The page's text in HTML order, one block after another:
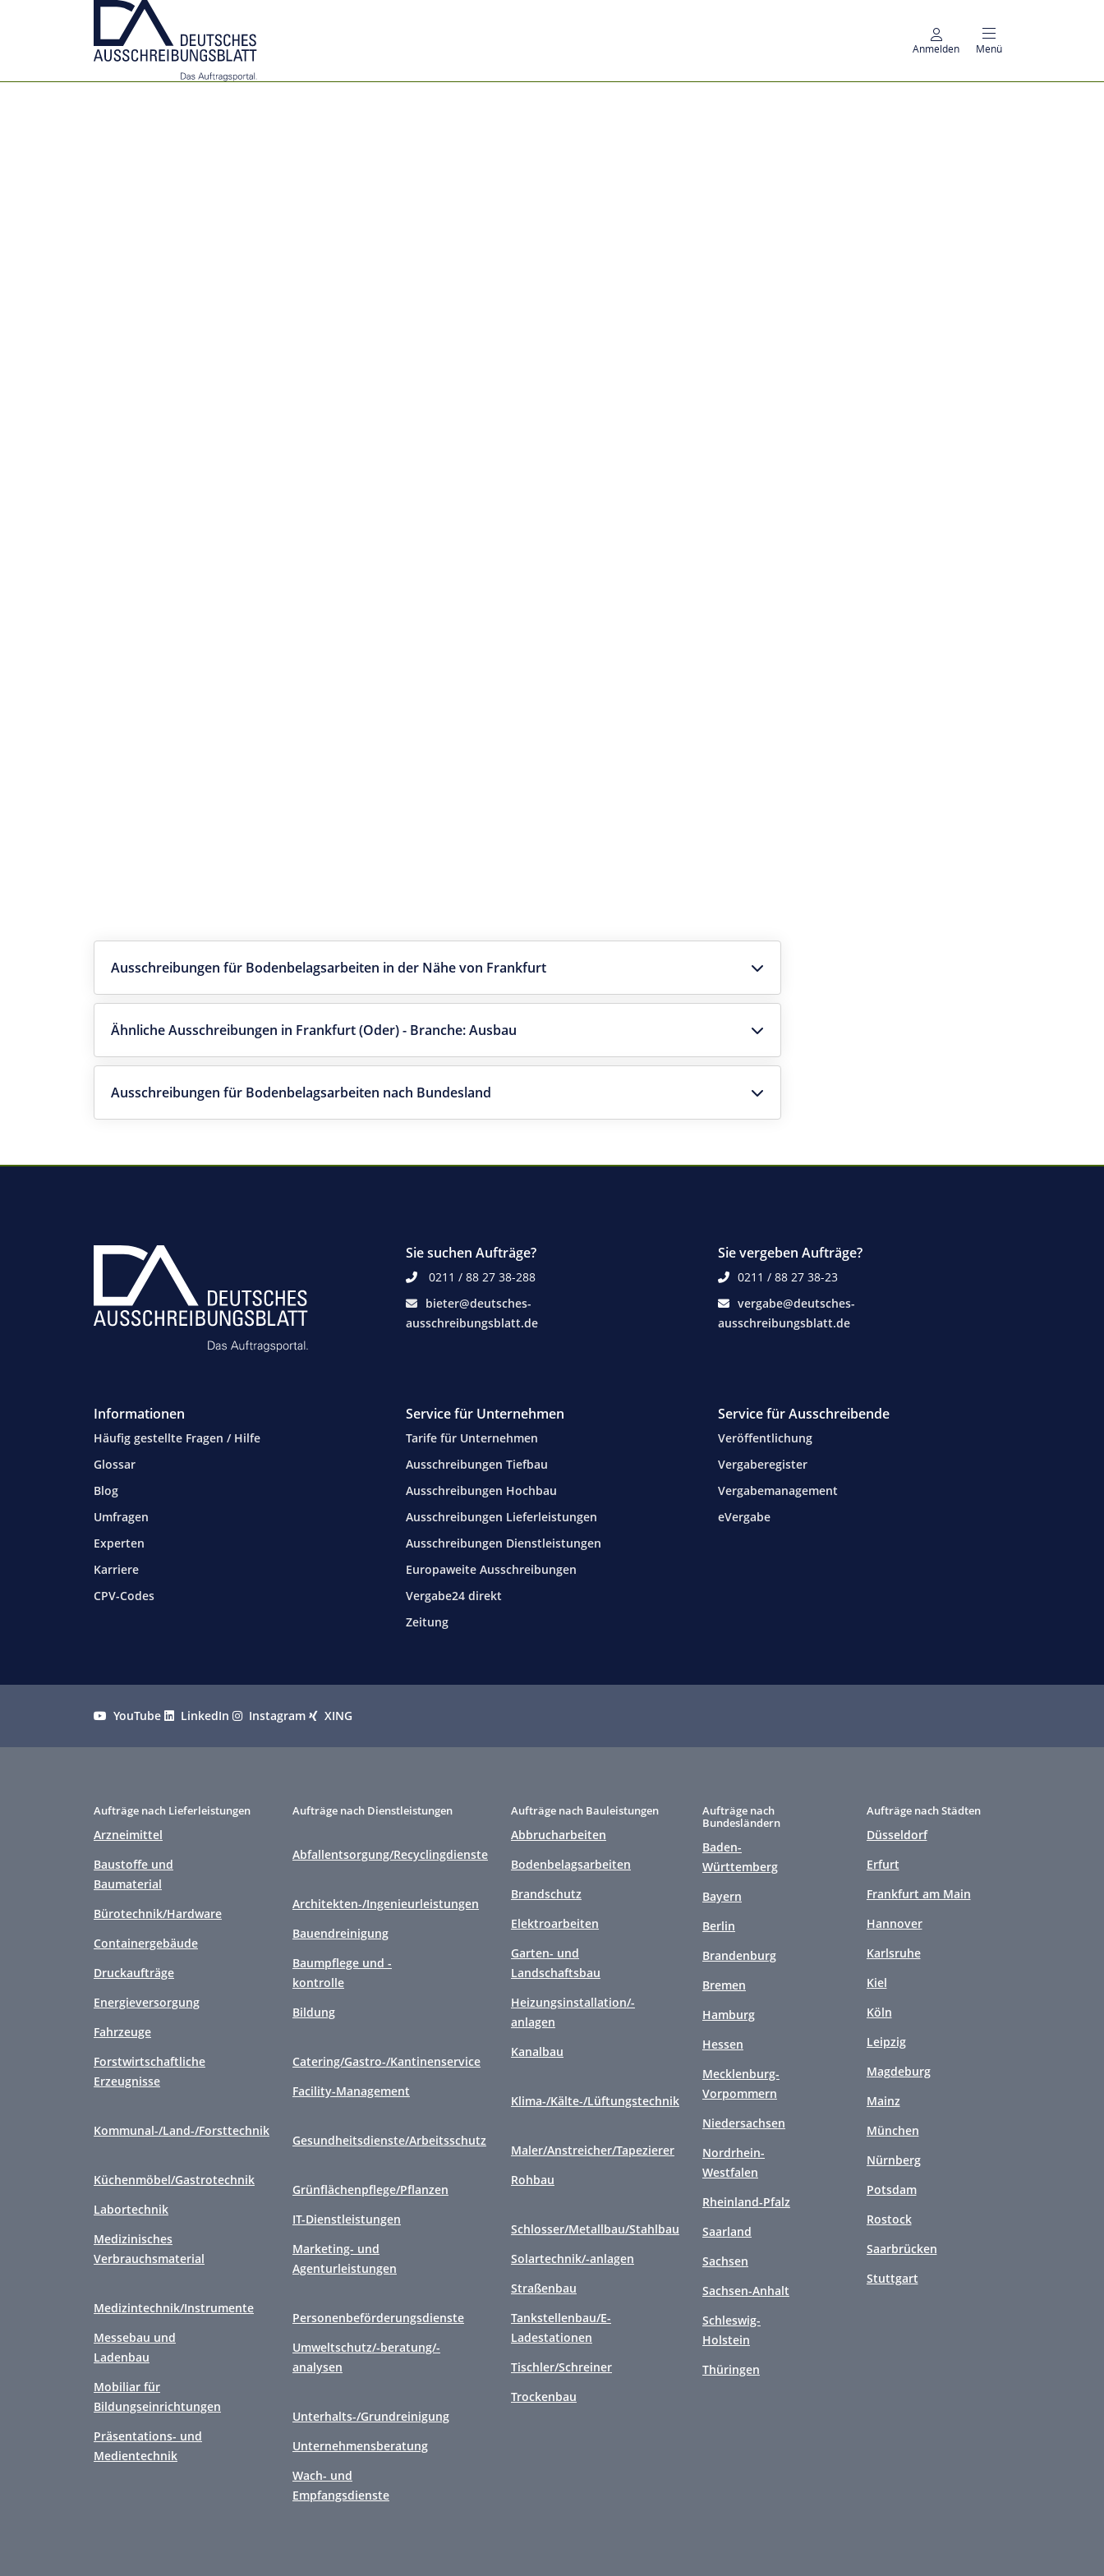
Anmelden Menü
Ausschreibungen für Bodenbelagsarbeiten in der Nähe von Frankfurt
Ähnliche Ausschreibungen in Frankfurt (Oder) - Branche: Ausbau
Ausschreibungen für Bodenbelagsarbeiten nach Bundesland
Sie suchen Aufträge?
0211 / 88 27 38-288
bieter@deutsches-
ausschreibungsblatt.de
Sie vergeben Aufträge?
0211 / 88 27 38-23
vergabe@deutsches-
ausschreibungsblatt.de
Informationen
Häufig gestellte Fragen / Hilfe
Glossar
Blog
Umfragen
Experten
Karriere
CPV-Codes
Service für Unternehmen
Tarife für Unternehmen
Ausschreibungen Tiefbau
Ausschreibungen Hochbau
Ausschreibungen Lieferleistungen
Ausschreibungen Dienstleistungen
Europaweite Ausschreibungen
Vergabe24 direkt
Zeitung
Service für Ausschreibende
Veröffentlichung
Vergaberegister
Vergabemanagement
eVergabe
YouTube LinkedIn Instagram XING
Aufträge nach Lieferleistungen
Arzneimittel
Baustoffe und
Baumaterial
Bürotechnik/Hardware
Containergebäude
Druckaufträge
Energieversorgung
Fahrzeuge
Forstwirtschaftliche
Erzeugnisse
Kommunal-/Land-/Forsttechnik
Küchenmöbel/Gastrotechnik
Labortechnik
Medizinisches
Verbrauchsmaterial
Medizintechnik/Instrumente
Messebau und
Ladenbau
Mobiliar für
Bildungseinrichtungen
Präsentations- und
Medientechnik
Aufträge nach Dienstleistungen
Abfallentsorgung/Recyclingdienste
Architekten-/Ingenieurleistungen
Bauendreinigung
Baumpflege und -
kontrolle
Bildung
Catering/Gastro-/Kantinenservice
Facility-Management
Gesundheitsdienste/Arbeitsschutz
Grünflächenpflege/Pflanzen
IT-Dienstleistungen
Marketing- und
Agenturleistungen
Personenbeförderungsdienste
Umweltschutz/-beratung/-
analysen
Unterhalts-/Grundreinigung
Unternehmensberatung
Wach- und
Empfangsdienste
Aufträge nach Bauleistungen
Abbrucharbeiten
Bodenbelagsarbeiten
Brandschutz
Elektroarbeiten
Garten- und
Landschaftsbau
Heizungsinstallation/-
anlagen
Kanalbau
Klima-/Kälte-/Lüftungstechnik
Maler/Anstreicher/Tapezierer
Rohbau
Schlosser/Metallbau/Stahlbau
Solartechnik/-anlagen
Straßenbau
Tankstellenbau/E-
Ladestationen
Tischler/Schreiner
Trockenbau
Aufträge nach
Bundesländern
Baden-
Württemberg
Bayern
Berlin
Brandenburg
Bremen
Hamburg
Hessen
Mecklenburg-
Vorpommern
Niedersachsen
Nordrhein-
Westfalen
Rheinland-Pfalz
Saarland
Sachsen
Sachsen-Anhalt
Schleswig-
Holstein
Thüringen
Aufträge nach Städten
Düsseldorf
Erfurt
Frankfurt am Main
Hannover
Karlsruhe
Kiel
Köln
Leipzig
Magdeburg
Mainz
München
Nürnberg
Potsdam
Rostock
Saarbrücken
Stuttgart